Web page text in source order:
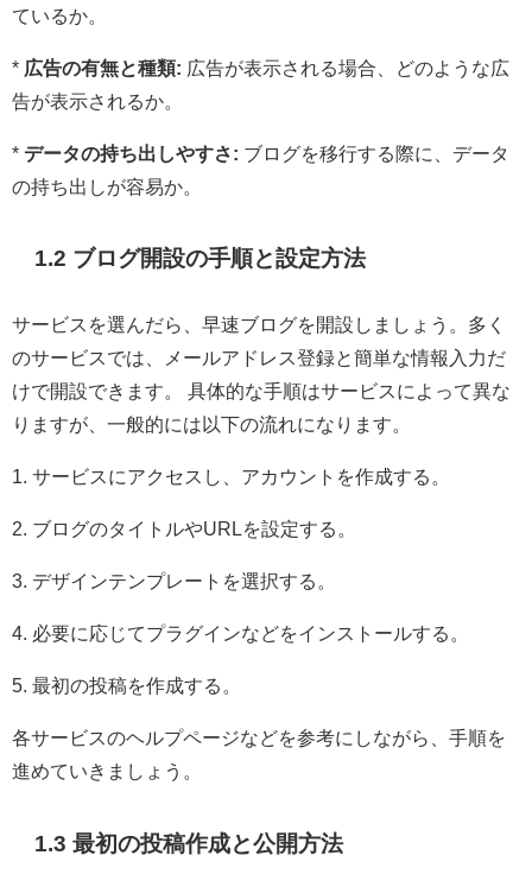
ているか。
* 広告の有無と種類: 広告が表示される場合、どのような広
告が表示されるか。
* データの持ち出しやすさ: ブログを移行する際に、データ
の持ち出しが容易か。
1.2 ブログ開設の手順と設定方法
サービスを選んだら、早速ブログを開設しましょう。多く
のサービスでは、メールアドレス登録と簡単な情報入力だ
けで開設できます。 具体的な手順はサービスによって異な
りますが、一般的には以下の流れになります。
1. サービスにアクセスし、アカウントを作成する。
2. ブログのタイトルやURLを設定する。
3. デザインテンプレートを選択する。
4. 必要に応じてプラグインなどをインストールする。
5. 最初の投稿を作成する。
各サービスのヘルプページなどを参考にしながら、手順を
進めていきましょう。
1.3 最初の投稿作成と公開方法